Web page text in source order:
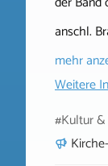
anschl.
mehr
Weitere
#Kultur